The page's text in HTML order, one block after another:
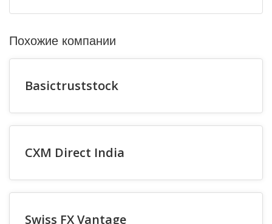
Похожие компании
Basictruststock
CXM Direct India
Swiss FX Vantage